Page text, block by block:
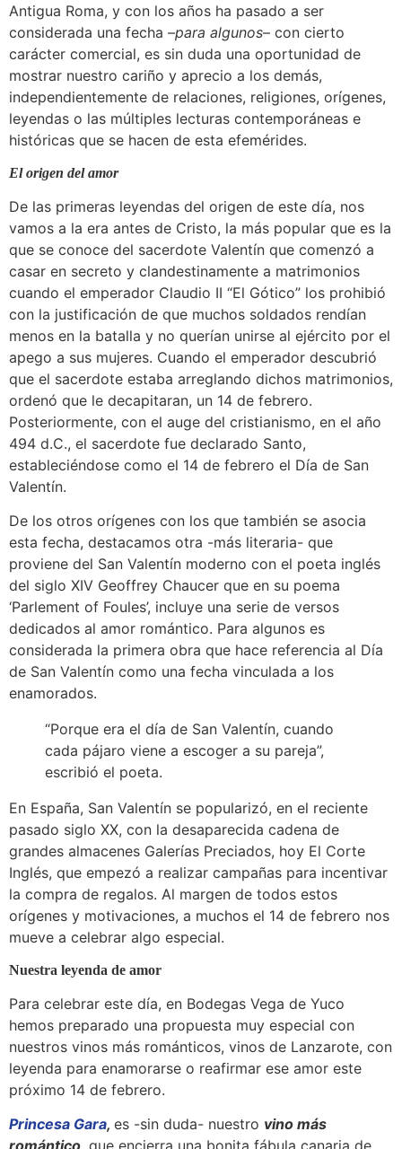
Antigua Roma, y con los años ha pasado a ser
considerada una fecha –para algunos– con cierto
carácter comercial, es sin duda una oportunidad de
mostrar nuestro cariño y aprecio a los demás,
independientemente de relaciones, religiones, orígenes,
leyendas o las múltiples lecturas contemporáneas e
históricas que se hacen de esta efemérides.
El origen del amor
De las primeras leyendas del origen de este día, nos
vamos a la era antes de Cristo, la más popular que es la
que se conoce del sacerdote Valentín que comenzó a
casar en secreto y clandestinamente a matrimonios
cuando el emperador Claudio II “El Gótico” los prohibió
con la justificación de que muchos soldados rendían
menos en la batalla y no querían unirse al ejército por el
apego a sus mujeres. Cuando el emperador descubrió
que el sacerdote estaba arreglando dichos matrimonios,
ordenó que le decapitaran, un 14 de febrero.
Posteriormente, con el auge del cristianismo, en el año
494 d.C., el sacerdote fue declarado Santo,
estableciéndose como el 14 de febrero el Día de San
Valentín.
De los otros orígenes con los que también se asocia
esta fecha, destacamos otra -más literaria- que
proviene del San Valentín moderno con el poeta inglés
del siglo XIV Geoffrey Chaucer que en su poema
‘Parlement of Foules’, incluye una serie de versos
dedicados al amor romántico. Para algunos es
considerada la primera obra que hace referencia al Día
de San Valentín como una fecha vinculada a los
enamorados.
“Porque era el día de San Valentín, cuando
cada pájaro viene a escoger a su pareja”,
escribió el poeta.
En España, San Valentín se popularizó, en el reciente
pasado siglo XX, con la desaparecida cadena de
grandes almacenes Galerías Preciados, hoy El Corte
Inglés, que empezó a realizar campañas para incentivar
la compra de regalos. Al margen de todos estos
orígenes y motivaciones, a muchos el 14 de febrero nos
mueve a celebrar algo especial.
Nuestra leyenda de amor
Para celebrar este día, en Bodegas Vega de Yuco
hemos preparado una propuesta muy especial con
nuestros vinos más románticos, vinos de Lanzarote, con
leyenda para enamorarse o reafirmar ese amor este
próximo 14 de febrero.
Princesa Gara, es -sin duda- nuestro vino más
romántico , que encierra una bonita fábula canaria de